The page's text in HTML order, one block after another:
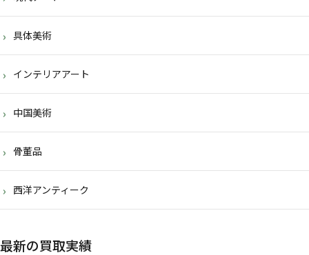
具体美術
インテリアアート
中国美術
骨董品
西洋アンティーク
最新の買取実績